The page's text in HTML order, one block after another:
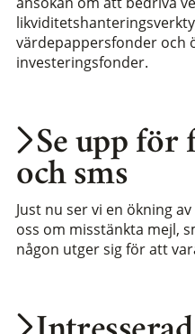
Se upp för
och sms
Just nu ser vi en ökning
oss om misstänkta mejl,
någon utger sig för att
värdepappersfonder och
investeringsfonder.